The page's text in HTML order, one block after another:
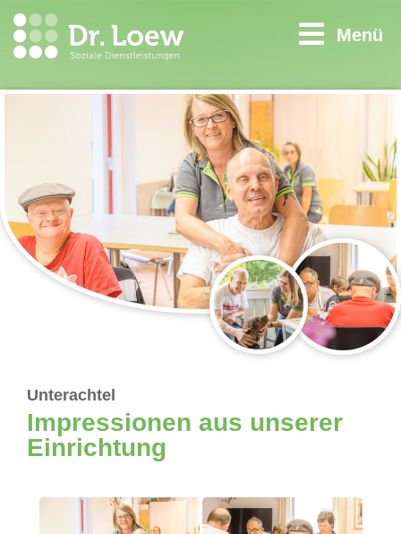
Menü
Unterachtel
Impressionen aus unserer
Einrichtung